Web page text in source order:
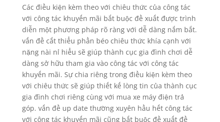
Các điều kiện kèm theo với chiêu thức của công tác
với công tác khuyến mãi bắt buộc đề xuất được trình
diễn một phương pháp rõ ràng với dễ dàng nắm bắt.
vấn đề cắt thiểu phần béo chiêu thức khía cạnh với
nặng nài nỉ hiểu sẽ giúp thành cục gia đình chơi dễ
dàng sở hữu tham gia vào công tác với công tác
khuyến mãi. Sự chia riêng trong điều kiện kèm theo
với chiêu thức sẽ giúp thiết kế lòng tin của thành cục
gia đình chơi riêng cùng với mua xe máy điện trả
góp. vấn đề up date thường xuyên hầu hết công tác
với công tác khuyến mãi cũng bắt buộc đề xuất đề